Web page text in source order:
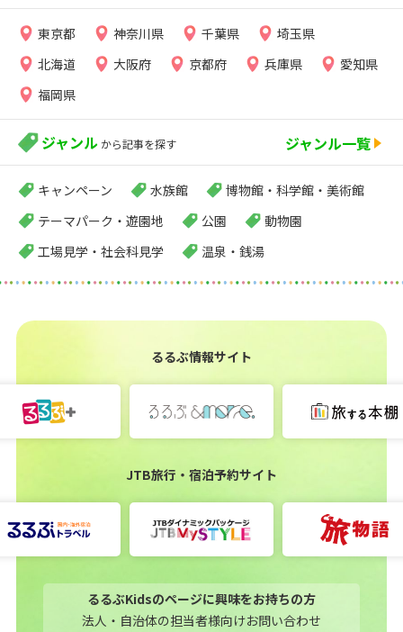
東京都 神奈川県 千葉県
埼玉県
北海道
大阪府 京都府 兵庫県
愛知県
福岡県
ジャンル から記事を探す ジャンル一覧
キャンペーン 水族館
博物館・科学館・美術館
テーマパーク・遊園地
公園
動物園
工場見学・社会科見学
温泉・銭湯
るるぶ情報サイト
JTB旅行・宿泊予約サイト
るるぶKidsのページに興味をお持ちの方
法人・自治体の担当者様向けお問い合わせ